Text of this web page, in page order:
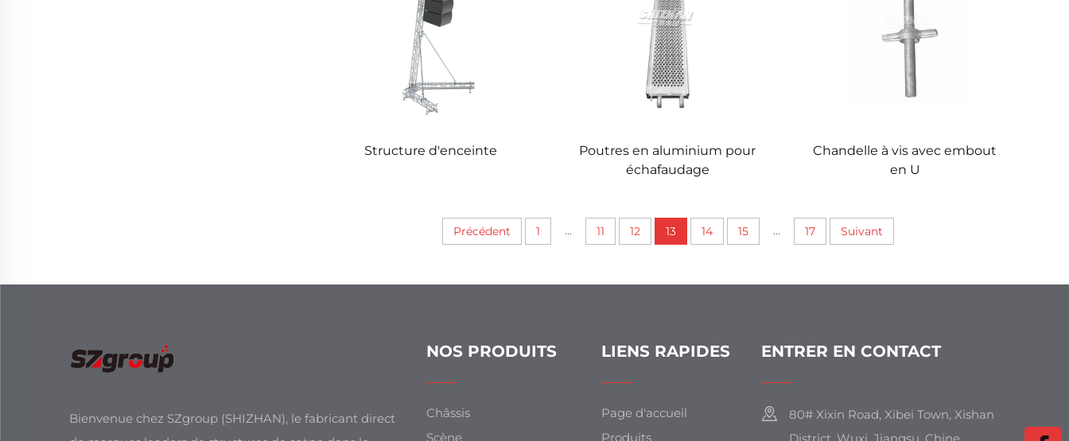
Structure d'enceinte
Poutres en aluminium pour
échafaudage
Chandelle à vis avec embout
en U
Précédent 1 ... 11 12 13 14 15 ... 17 Suivant
Bienvenue chez SZgroup (SHIZHAN), le fabricant direct
NOS PRODUITS
Châssis
Scène
LIENS RAPIDES
Page d'accueil
Produits
ENTRER EN CONTACT
80# Xixin Road, Xibei Town, Xishan
District, Wuxi, Jiangsu, Chine